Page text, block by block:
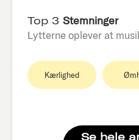
Top 3 Stemninger
Lytterne oplever at
Kærlighed
Se hele